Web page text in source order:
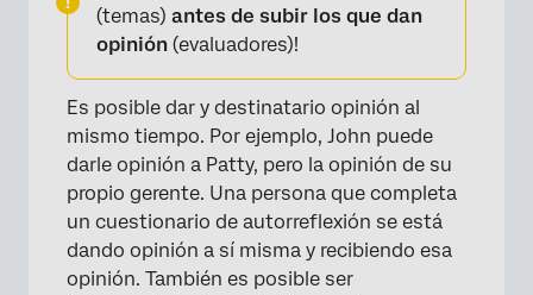
(temas) antes de subir los que dan
opinión (evaluadores)!
Es posible dar y destinatario opinión al
mismo tiempo. Por ejemplo, John puede
darle opinión a Patty, pero la opinión de su
propio gerente. Una persona que completa
un cuestionario de autorreflexión se está
dando opinión a sí misma y recibiendo esa
opinión. También es posible ser